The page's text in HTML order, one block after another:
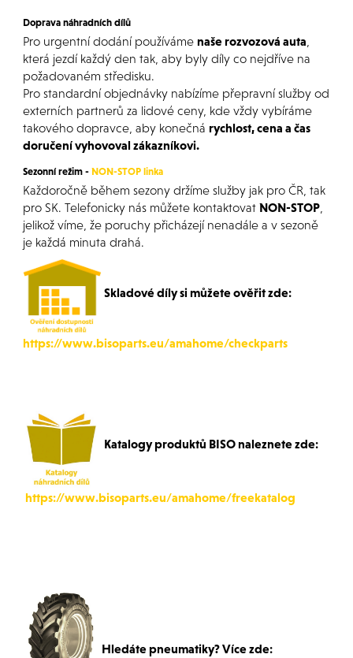
Doprava náhradních dílů
Pro urgentní dodání používáme naše rozvozová auta
která jezdí každý den tak, aby byly díly co nejdříve na
požadovaném středisku.
Pro standardní objednávky nabízíme přepravní služby od
externích partnerů za lidové ceny, kde vždy vybíráme
takového dopravce, aby konečná rychlost, cena a čas
doručení vyhovoval zákazníkovi.
Sezonní režim - NON-STOP linka
Každoročně během sezony držíme služby jak pro ČR, tak
pro SK. Telefonicky nás můžete kontaktovat NON-STOP,
jelikož víme, že poruchy přicházejí nenadále a v sezoně
je každá minuta drahá.
Skladové díly si můžete ověřit zde:
https://www.bisoparts.eu/amahome/checkparts
Katalogy produktů BISO naleznete zde:
https://www.bisoparts.eu/amahome/freekatalog
Hledáte pneumatiky? Více zde: